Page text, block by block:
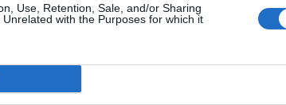
Use, Retention, Sale, and/or Sharing
with the Purposes for which it